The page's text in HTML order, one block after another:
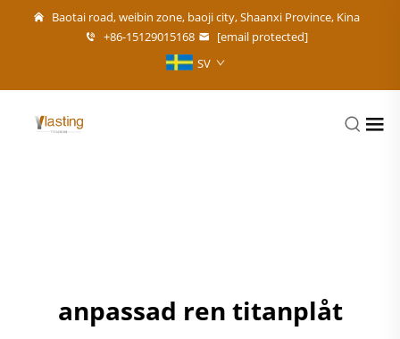
Baotai road, weibin zone, baoji city, Shaanxi Province, Kina
+86-15129015168
[email protected]
SV
anpassad ren titanplåt